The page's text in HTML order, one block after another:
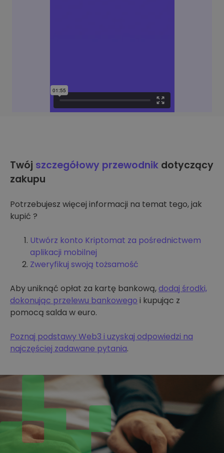
Twój szczegółowy przewodnik dotyczący
zakupu
Potrzebujesz więcej informacji na temat tego, jak
kupić ?
Utwórz konto Kriptomat za pośrednictwem
aplikacji mobilnej
Zweryfikuj swoją tożsamość
Aby uniknąć opłat za kartę bankową,dodaj środki,
dokonując przelewu bankowego i kupując z
pomocą salda w euro.
Poznaj podstawy Web3 i uzyskaj odpowiedzi na
najczęściej zadawane pytania.